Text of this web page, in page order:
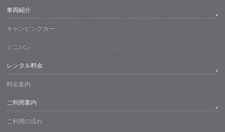
車両紹介
キャンピングカー
ミニバン
レンタル料金
料金案内
ご利用案内
ご利用の流れ